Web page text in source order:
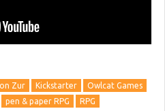
Zur Kickstarter
Owlcat Games
pen & paper RPG RPG